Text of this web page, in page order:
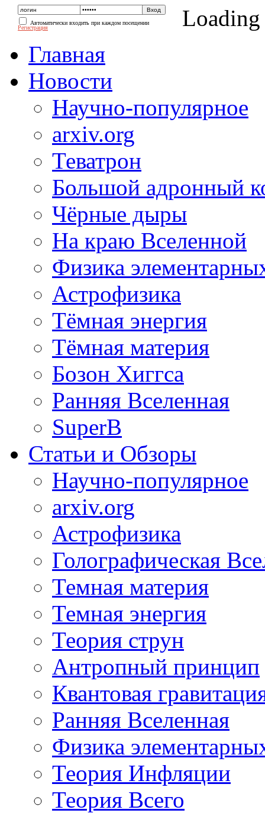
Автоматически входить при каждом посещении
Регистрация
Loading
Главная
Новости
Научно-популярное
arxiv.org
Теватрон
Большой адронный
Чёрные дыры
На краю Вселенной
Физика
Астрофизика
Тёмная энергия
Тёмная материя
Бозон Хиггса
Ранняя Вселенная
SuperB
Статьи и Обзоры
Научно-популярное
arxiv.org
Астрофизика
Голографическая
Темная материя
Темная энергия
Теория струн
Антропный принцип
Квантовая
Ранняя Вселенная
Физика
Теория Инфляции
Теория Всего